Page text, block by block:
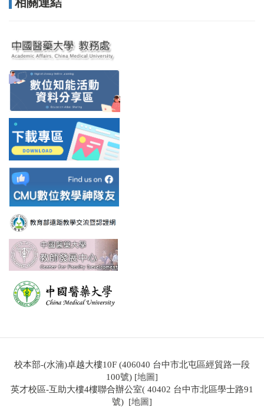
校本部-(水湳)卓越大樓10F (406040 台中市北屯區經貿路一段
100號) [地圖]
英才校區-互助大樓4樓聯合辦公室( 40402 台中市北區學士路91
號) [地圖]